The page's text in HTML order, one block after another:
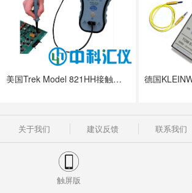
美国Trek Model 821HH接触式静电电压测试仪
关于我们 建议反馈 联系我们
触屏版